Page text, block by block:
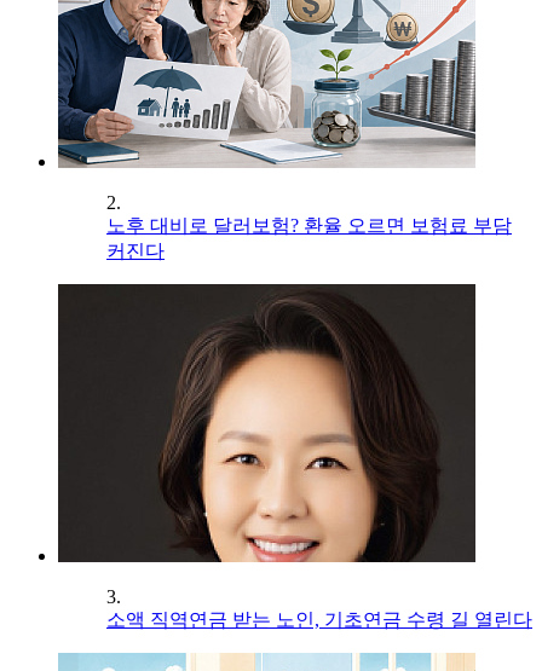
2.
노후 대비로 달러보험? 환율 오르면 보험료 부담
커진다
3.
소액 직역연금 받는 노인, 기초연금 수령 길 열린다